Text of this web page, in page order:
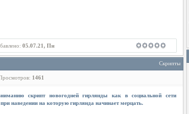
05.07.21, Пн
Скрипты
1461
скрипт новогодней гирлянды как в социальной сети
наведении на которую гирлянда начинает мерцать.